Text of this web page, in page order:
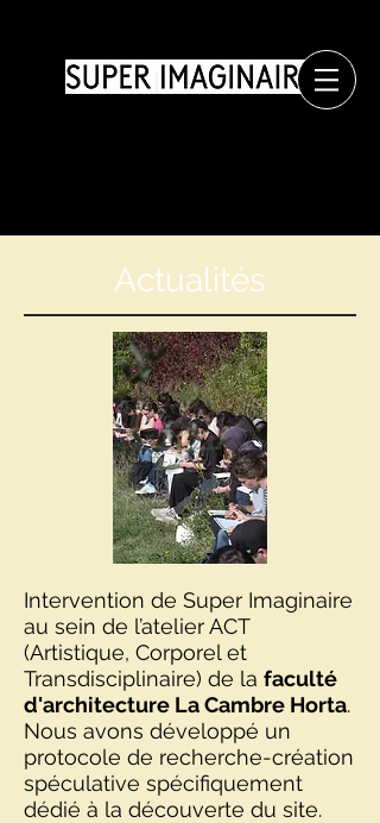
Actualités
Intervention de Super Imaginaire
au sein de l’atelier ACT
(Artistique, Corporel et
Transdisciplinaire) de la faculté
d'architecture La Cambre Horta.
Nous avons développé un
protocole de recherche-création
spéculative spécifiquement
dédié à la découverte du site.